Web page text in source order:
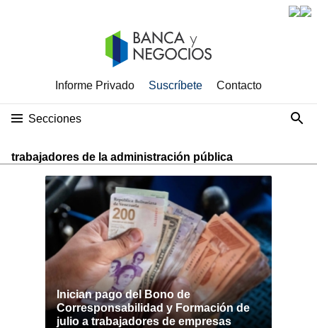
Informe Privado Suscríbete Contacto
Secciones
trabajadores de la administración pública
Inician pago del Bono de
Corresponsabilidad y Formación de
julio a trabajadores de empresas